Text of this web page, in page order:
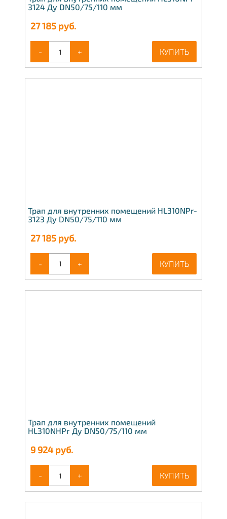
3124 Ду DN50/75/110 мм
27 185 руб.
- + КУПИТЬ
Трап для внутренних помещений HL310NPr-
3123 Ду DN50/75/110 мм
27 185 руб.
- + КУПИТЬ
Трап для внутренних помещений
HL310NHPr Ду DN50/75/110 мм
9 924руб.
- + КУПИТЬ